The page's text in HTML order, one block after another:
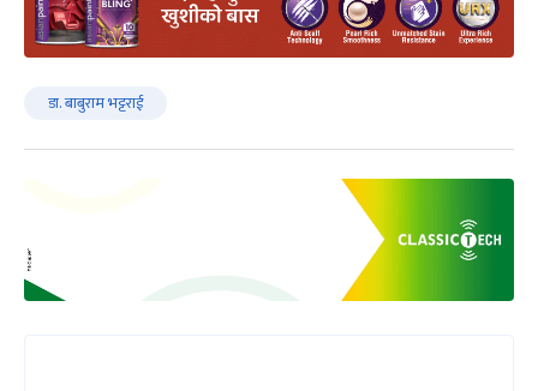
डा. बाबुराम भट्टराई